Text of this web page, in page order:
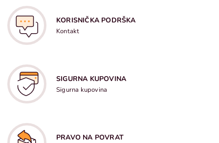
KORISNIČKA PODRŠKA
Kontakt
SIGURNA KUPOVINA
Sigurna kupovina
PRAVO NA POVRAT